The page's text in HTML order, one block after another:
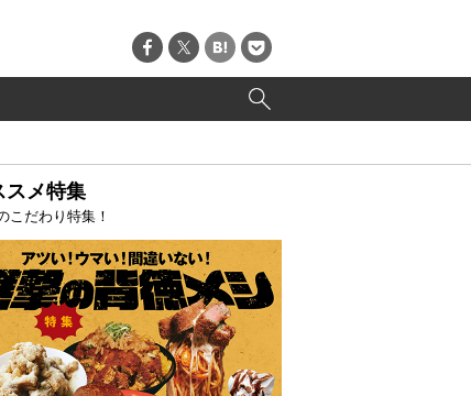
スメ特集
こだわり特集！